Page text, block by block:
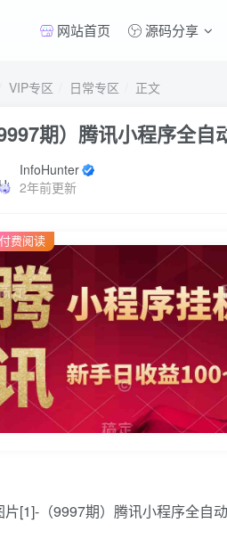
网站首页 源码分享
VIP专区 日常专区 正文
9997期）腾讯小程序全
InfoHunter
2年前更新
付费阅读